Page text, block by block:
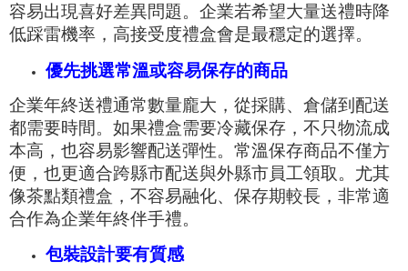
容易出現喜好差異問題。企業若希望大量送禮時降
低踩雷機率，高接受度禮盒會是最穩定的選擇。
優先挑選常溫或容易保存的商品
企業年終送禮通常數量龐大，從採購、倉儲到配送
都需要時間。如果禮盒需要冷藏保存，不只物流成
本高，也容易影響配送彈性。常溫保存商品不僅方
便，也更適合跨縣市配送與外縣市員工領取。尤其
像茶點類禮盒，不容易融化、保存期較長，非常適
合作為企業年終伴手禮。
包裝設計要有質感